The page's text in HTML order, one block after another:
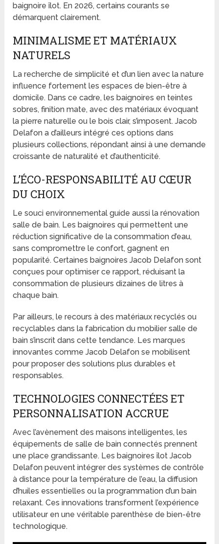
baignoire îlot. En 2026, certains courants se
démarquent clairement.
MINIMALISME ET MATÉRIAUX
NATURELS
La recherche de simplicité et d’un lien avec la nature
influence fortement les espaces de bien-être à
domicile. Dans ce cadre, les baignoires en teintes
sobres, finition mate, avec des matériaux évoquant
la pierre naturelle ou le bois clair, s’imposent. Jacob
Delafon a d’ailleurs intégré ces options dans
plusieurs collections, répondant ainsi à une demande
croissante de naturalité et d’authenticité.
L’ÉCO-RESPONSABILITÉ AU CŒUR
DU CHOIX
Le souci environnemental guide aussi la rénovation
salle de bain. Les baignoires qui permettent une
réduction significative de la consommation d’eau,
sans compromettre le confort, gagnent en
popularité. Certaines baignoires Jacob Delafon sont
conçues pour optimiser ce rapport, réduisant la
consommation de plusieurs dizaines de litres à
chaque bain.
Par ailleurs, le recours à des matériaux recyclés ou
recyclables dans la fabrication du mobilier salle de
bain s’inscrit dans cette tendance. Les marques
innovantes comme Jacob Delafon se mobilisent
pour proposer des solutions plus durables et
responsables.
TECHNOLOGIES CONNECTÉES ET
PERSONNALISATION ACCRUE
Avec l’avènement des maisons intelligentes, les
équipements de salle de bain connectés prennent
une place grandissante. Les baignoires îlot Jacob
Delafon peuvent intégrer des systèmes de contrôle
à distance pour la température de l’eau, la diffusion
d’huiles essentielles ou la programmation d’un bain
relaxant. Ces innovations transforment l’expérience
utilisateur en une véritable parenthèse de bien-être
technologique.